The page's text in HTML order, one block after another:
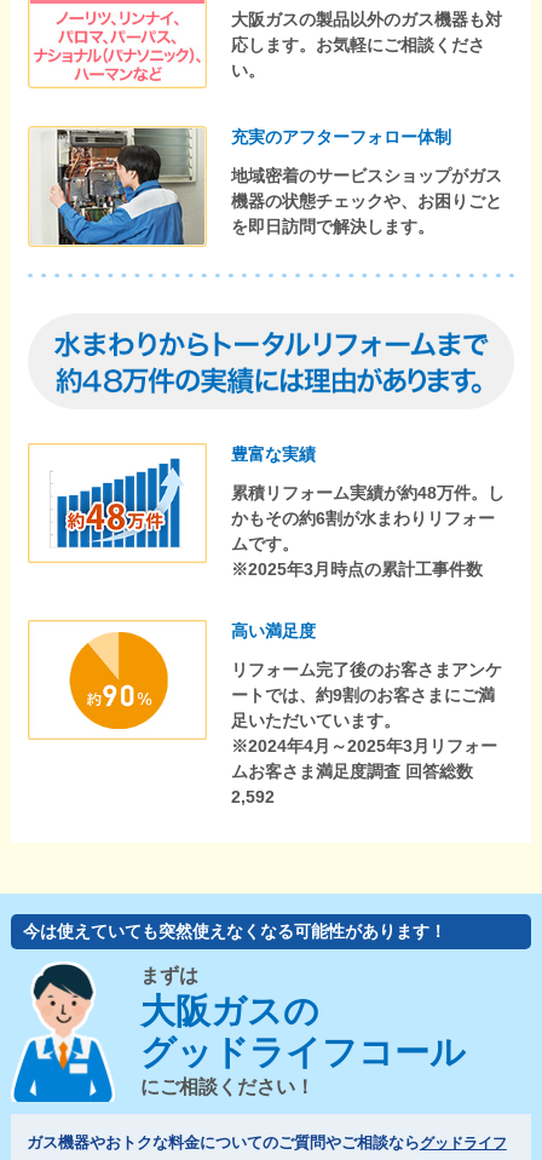
大阪ガスの製品以外のガス機器も対
応します。お気軽にご相談くださ
い。
充実のアフターフォロー体制
地域密着のサービスショップがガス
機器の状態チェックや、お困りごと
を即日訪問で解決します。
豊富な実績
累積リフォーム実績が約48万件。し
かもその約6割が水まわりリフォー
ムです。
※2025年3月時点の累計工事件数
高い満足度
リフォーム完了後のお客さまアンケ
ートでは、約9割のお客さまにご満
足いただいています。
※2024年4月～2025年3月リフォー
ムお客さま満足度調査 回答総数
2,592
今は使えていても突然使えなくなる可能性があります！
まずは
大阪ガスの
グッドライフコール
にご相談ください！
ガス機器やおトクな料金についてのご質問やご相談ならグッドライフ